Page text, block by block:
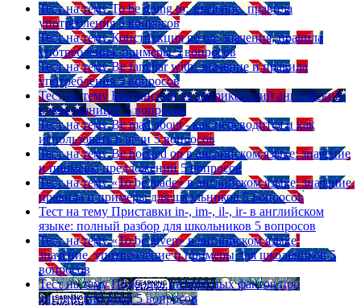
Тест на тему To be going to: значение, правила
употребления 5 вопросов
Тест на тему Конструкция go on: значения, правила
употребления, примеры 5 вопросов
Тест на тему Be familiar with: значение и правила
употребления 5 вопросов
Тест на тему Британский vs американский английский:
в чем разница? 5 вопросов
Тест на тему Be mad about - как переводится и как
использовать в речи 5 вопросов
Тест на тему Be hooked on в английском языке: значение
и примеры предложений 5 вопросов
Тест на тему «To be made» в английском языке: значение,
правила и примеры для школьников 5 вопросов
Тест на тему Приставки in-, im-, il-, ir- в английском
языке: полный разбор для школьников 5 вопросов
Тест на тему «To be given» в английском языке:
значение, употребление и примеры для школьников 5
вопросов
Тест на тему Подборка интересных фактов про
английский язык 5 вопросов